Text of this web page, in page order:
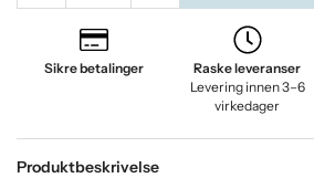
Sikre betalinger
Raske leveranser
Levering innen 3–6
virkedager
Produktbeskrivelse